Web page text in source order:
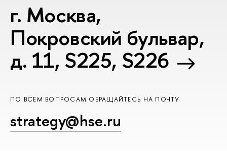
г. Москва,
Покровский бульвар,
д. 11, S225, S226
ПО ВСЕМ ВОПРОСАМ ОБРАЩАЙТЕСЬ НА ПОЧТУ
strategy@hse.ru